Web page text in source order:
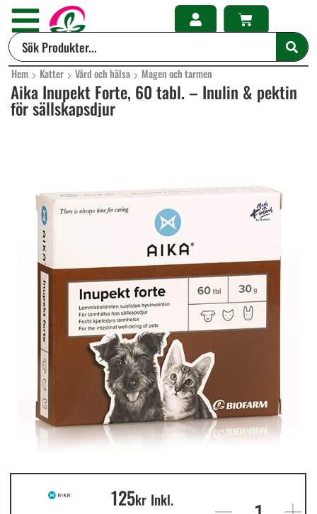
Hem Katter Vård och hälsa Magen och tarmen
Aika Inupekt Forte, 60 tabl. – Inulin & pektin
för sällskapsdjur
125kr Inkl.